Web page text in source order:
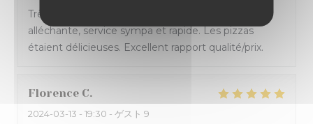
Très bonne soirée passée à La Massara ! Carte
alléchante, service sympa et rapide. Les pizzas
étaient délicieuses. Excellent rapport qualité/prix.
Florence C
2024-03-13 - 19:30 - ゲスト 9